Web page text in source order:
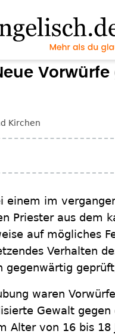
Kirchen
einem im
Priester aus dem
auf mögliches
Verhalten
gegenwärtig
waren
Gewalt
Alter von 16 bis 18